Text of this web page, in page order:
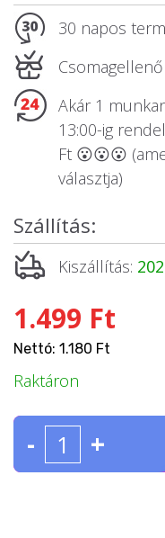
Állatos ajándéktárgyak
30 napos
Akár 1
13:00-ig
Ft 😮😮😮
választja)
Szállítás:
Kiszállítás:
1.499 Ft
Nettó: 1.180 Ft
Raktáron
- +